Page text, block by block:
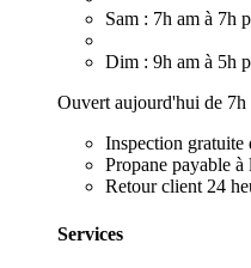
Sam : 7h am à 7h
Dim : 9h am à 5h
Ouvert aujourd'hui de 7h
Inspection gratuite
Propane payable à
Retour client 24
Services